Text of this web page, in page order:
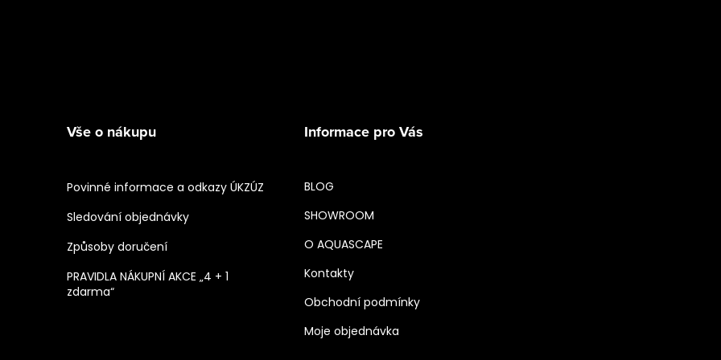
Vše o nákupu
Povinné informace a odkazy ÚKZÚZ
Sledování objednávky
Způsoby doručení
PRAVIDLA NÁKUPNÍ AKCE „4 + 1
zdarma“
Informace pro Vás
BLOG
SHOWROOM
O AQUASCAPE
Kontakty
Obchodní podmínky
Moje objednávka